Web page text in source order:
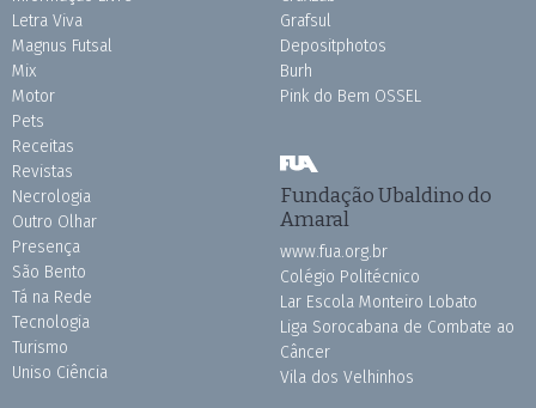
Letra Viva
Magnus Futsal
Mix
Motor
Pets
Receitas
Revistas
Necrologia
Outro Olhar
Presença
São Bento
Tá na Rede
Tecnologia
Turismo
Uniso Ciência
Grafsul
Depositphotos
Burh
Pink do Bem OSSEL
Fundação Ubaldino do
Amaral
www.fua.org.br
Colégio Politécnico
Lar Escola Monteiro Lobato
Liga Sorocabana de Combate ao
Câncer
Vila dos Velhinhos